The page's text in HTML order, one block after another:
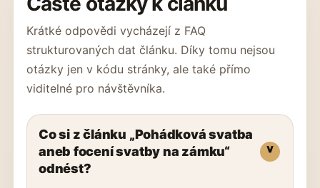
Krátké odpovědi vycházejí z FAQ
strukturovaných dat článku. Díky tomu nejsou
otázky jen v kódu stránky, ale také přímo
viditelné pro návštěvníka.
Co si z článku „Pohádková svatba
aneb focení svatby na zámku“
odnést?